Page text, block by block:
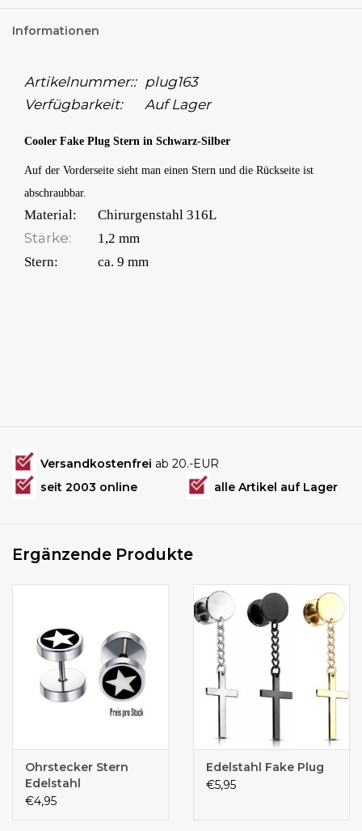
Informationen
Artikelnummer:: plug163
Verfügbarkeit:
Auf Lager
Cooler Fake Plug Stern in Schwarz-Silber
Auf der Vorderseite sieht man einen Stern und die Rückseite ist
abschraubbar.
Material: Chirurgenstahl 316L
Stärke:
1,2 mm
Stern:
ca. 9 mm
Versandkostenfrei ab 20.-EUR
seit 2003 online
alle Artikel auf Lager
Ergänzende Produkte
Ohrstecker Stern
Edelstahl
€4,95
Edelstahl Fake Plug
€5,95